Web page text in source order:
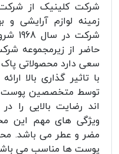
شرکت کلینیک از
زمینه لوازم آرایشی
حاضر از زیرمجموعه
سعی دارد محصولاتی
با تاثیر گذاری بالا
توسط متخصصین پوست
اند رضایت بالایی را
ویژگی های مهم این
مضر و عطر می باشد.
پوست ها مناسب می